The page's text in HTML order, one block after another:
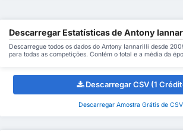
Descarregar Estatísticas de Antony
Descarregue todos os dados do Antony Iannarilli desde
para todas as competições. Contém o total e a média da
Descarregar CSV (1
Descarregar Amostra Grátis de